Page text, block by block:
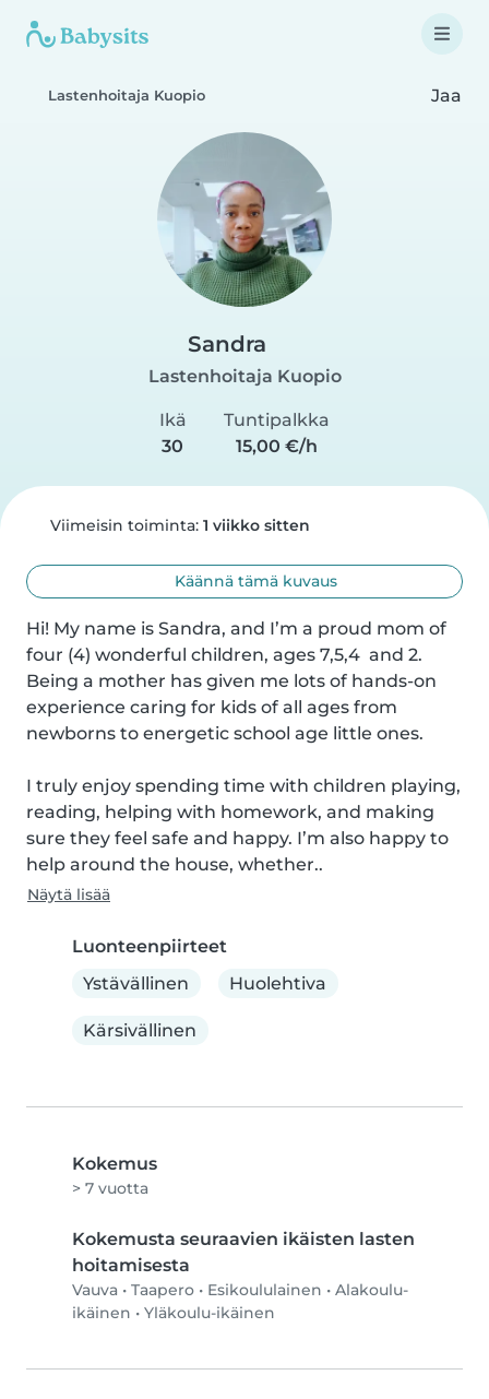
Lastenhoitaja Kuopio Jaa
Sandra
Lastenhoitaja Kuopio
Ikä
30
Tuntipalkka
15,00 €/h
Viimeisin toiminta: 1 viikko sitten
Käännä tämä kuvaus
Hi! My name is Sandra, and I’m a proud mom of
four (4) wonderful children, ages 7,5,4  and 2.
Being a mother has given me lots of hands-on
experience caring for kids of all ages from
newborns to energetic school age little ones.
I truly enjoy spending time with children playing,
reading, helping with homework, and making
sure they feel safe and happy. I’m also happy to
help around the house, whether..
Näytä lisää
Luonteenpiirteet
Ystävällinen
Huolehtiva
Kärsivällinen
Kokemus
> 7 vuotta
Kokemusta seuraavien ikäisten lasten
hoitamisesta
Vauva • Taapero • Esikoululainen • Alakoulu-
ikäinen • Yläkoulu-ikäinen